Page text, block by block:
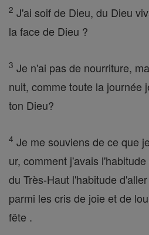
2 J'ai soif de Dieu, du Dieu
la face de Dieu ?
3 Je n'ai pas de nourriture,
nuit, comme toute la journée
ton Dieu?
4 Je me souviens de ce que
ur, comment j'avais
du Très-Haut l'habitude
parmi les cris de joie et de
fête .